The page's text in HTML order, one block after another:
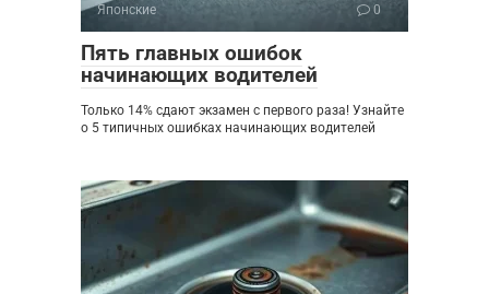
Японские 0
Пять главных ошибок
начинающих водителей
Только 14% сдают экзамен с первого раза! Узнайте
о 5 типичных ошибках начинающих водителей